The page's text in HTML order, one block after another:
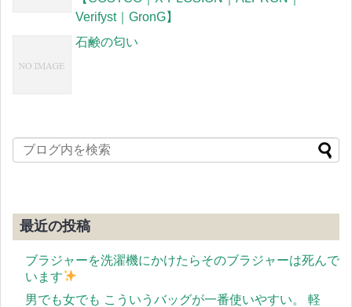
Verifyst｜GronG】
石鹸の匂い
最近の投稿
ブラジャーを洗濯機にかけたらそのブラジャーは死んで
います
男でも女でも こういうバッグが一番使いやすい。 軽